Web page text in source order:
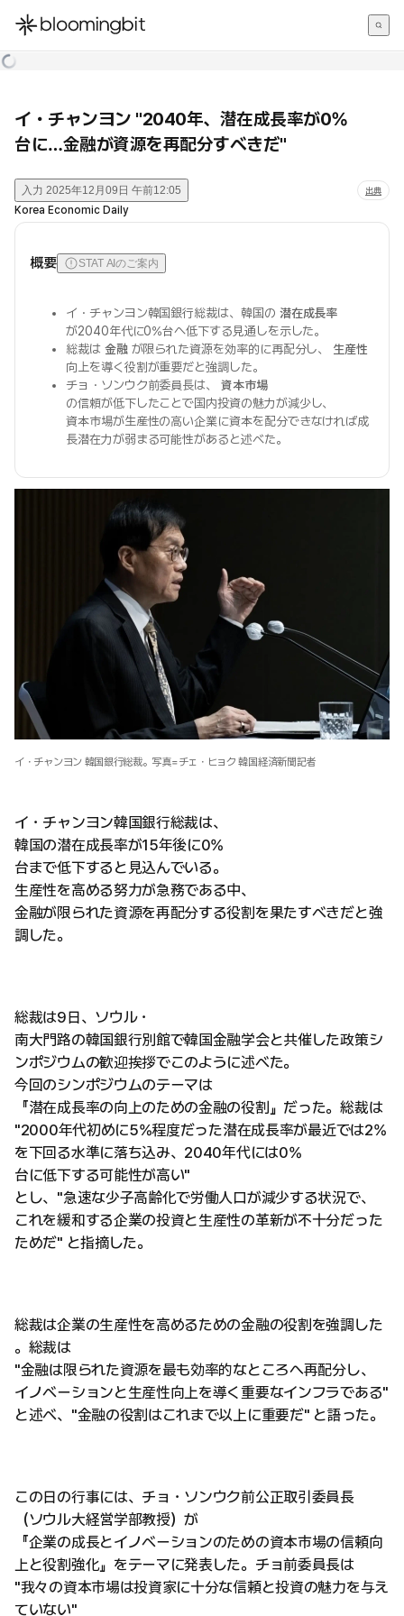
한국어
イ・チャンヨン "2040年、潜在成長率が0%
台に…金融が資源を再配分すべきだ"
入力 2025年12月09日 午前12:05 出典
Korea Economic Daily
概要 STAT AIのご案内
イ・チャンヨン韓国銀行総裁は、韓国の 潜在成長率
が2040年代に0%台へ低下する見通しを示した。
総裁は 金融が限られた資源を効率的に再配分し、 生産性
向上を導く役割が重要だと強調した。
チョ・ソンウク前委員長は、資本市場
の信頼が低下したことで国内投資の魅力が減少し、
資本市場が生産性の高い企業に資本を配分できなければ成
長潜在力が弱まる可能性があると述べた。
イ・チャンヨン 韓国銀行総裁。写真=チェ・ヒョク 韓国経済新聞記者
イ・チャンヨン韓国銀行総裁は、
韓国の潜在成長率が15年後に0%
台まで低下すると見込んでいる。
生産性を高める努力が急務である中、
金融が限られた資源を再配分する役割を果たすべきだと強
調した。
総裁は9日、ソウル・
南大門路の韓国銀行別館で韓国金融学会と共催した政策シ
ンポジウムの歓迎挨拶でこのように述べた。
今回のシンポジウムのテーマは
『潜在成長率の向上のための金融の役割』だった。総裁は
"2000年代初めに5%程度だった潜在成長率が最近では2%
を下回る水準に落ち込み、2040年代には0%
台に低下する可能性が高い"
とし、"急速な少子高齢化で労働人口が減少する状況で、
これを緩和する企業の投資と生産性の革新が不十分だった
ためだ" と指摘した。
総裁は企業の生産性を高めるための金融の役割を強調した
。総裁は
"金融は限られた資源を最も効率的なところへ再配分し、
イノベーションと生産性向上を導く重要なインフラである"
と述べ、"金融の役割はこれまで以上に重要だ" と語った。
この日の行事には、チョ・ソンウク前公正取引委員長
（ソウル大経営学部教授）が
『企業の成長とイノベーションのための資本市場の信頼向
上と役割強化』をテーマに発表した。チョ前委員長は
"我々の資本市場は投資家に十分な信頼と投資の魅力を与え
ていない"